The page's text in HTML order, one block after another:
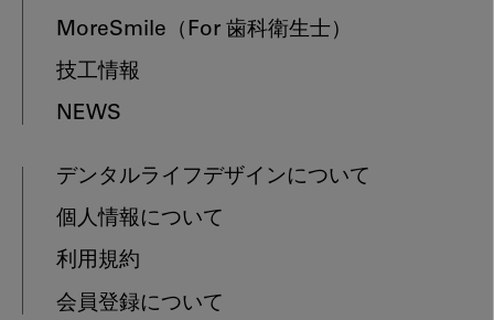
MoreSmile （For 歯科衛生士）
技工情報
NEWS
デンタルライフデザインについて
個人情報について
利用規約
会員登録について